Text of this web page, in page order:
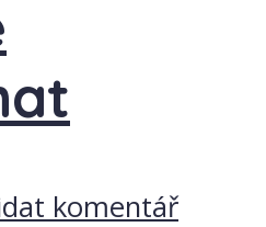
komentář